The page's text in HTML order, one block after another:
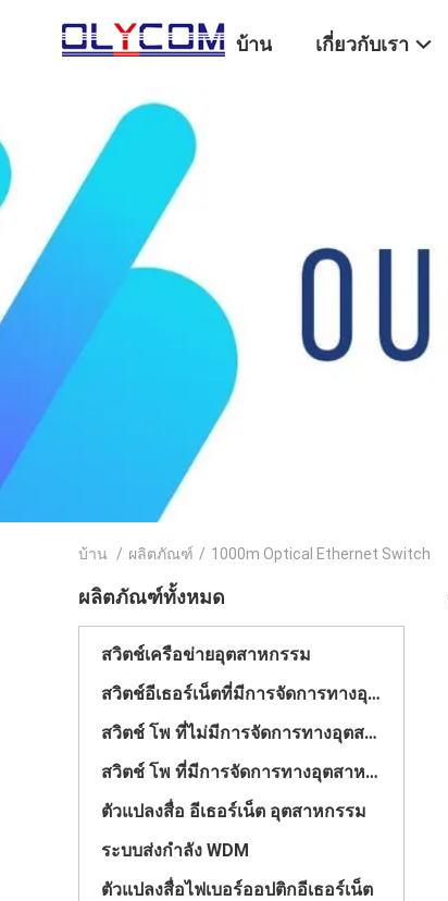
บ้าน เกี่ยวกับเรา
บ้าน / ผลิตภัณฑ์ / 1000m Optical Ethernet Switch
ผลิตภัณฑ์ทั้งหมด
สวิตช์เครือข่ายอุตสาหกรรม
สวิตช์อีเธอร์เน็ตที่มีการจัดการทางอุตสาหกรรม
สวิตช์ โพ ที่ไม่มีการจัดการทางอุตสาหกรรม
สวิตช์ โพ ที่มีการจัดการทางอุตสาหกรรม
ตัวแปลงสื่อ อีเธอร์เน็ต อุตสาหกรรม
ระบบส่งกำลัง WDM
ตัวแปลงสื่อไฟเบอร์ออปติกอีเธอร์เน็ต